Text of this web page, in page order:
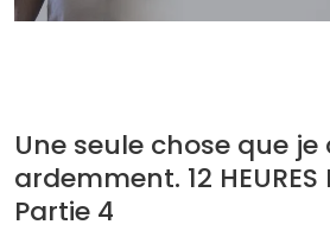
Une seule chose que je
ardemment. 12 HEURES
Partie 4